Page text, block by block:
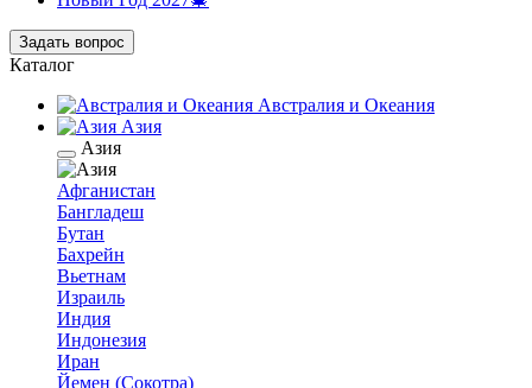
Задать вопрос
Каталог
Австралия и Океания
Азия
Азия
Афганистан
Бангладеш
Бутан
Бахрейн
Вьетнам
Израиль
Индия
Индонезия
Иран
Йемен (Сокотра)